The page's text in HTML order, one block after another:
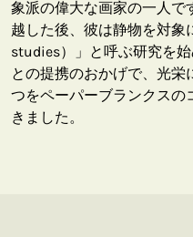
象派の偉大な画家の一人で
越した後、彼は静物を対
studies）」と呼ぶ研究を
との提携のおかげで、光
つをペーパーブランクスの
きました。